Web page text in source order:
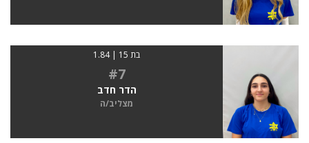
בת 15 | 1.84
#7
הדר חדב
מצליב/ה